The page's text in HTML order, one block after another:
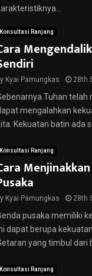
Konsultasi Ranjang
Kyai Pamungkas 28th
Tuhan telah
mengalahkan
Kekuatan batin ada
Konsultasi Ranjang
Kyai Pamungkas 28th
pusaka memiliki
dapat berupa
yang timbul dari
Konsultasi Ranjang